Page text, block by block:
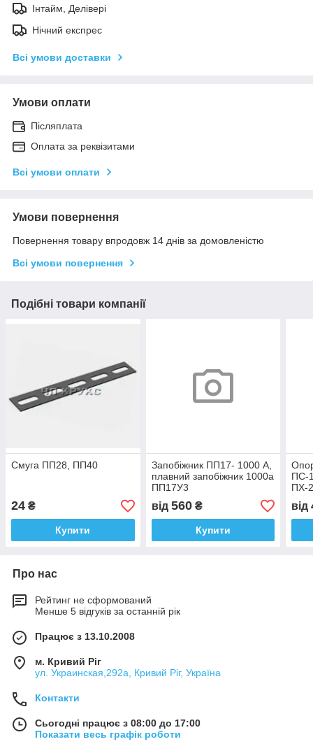
Інтайм, Делівері
Нічний експрес
Всі умови доставки
Умови оплати
Післяплата
Оплата за реквізитами
Всі умови оплати
Умови повернення
Повернення товару впродовж 14 днів за домовленістю
Всі умови повернення
Подібні товари компанії
Смуга ПП28, ПП40
24 ₴
Купити
Запобіжник ПП17- 1000 А,
плавний запобіжник 1000а
ПП17У3
від 560₴
Купити
ПС-
ПХ-
від
Про нас
Рейтинг не сформований
Менше 5 відгуків за останній рік
Працює з 13.10.2008
м. Кривий Ріг
ул. Украинская,292а, Кривий Ріг, Україна
Контакти
Сьогодні працює з 08:00 до 17:00
Показати весь графік роботи